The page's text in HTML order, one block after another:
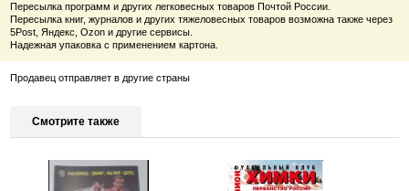
Пересылка программ и других легковесных товаров Почтой России.
Пересылка книг, журналов и других тяжеловесных товаров возможна также через
5Post, Яндекс,Ozon и другие сервисы.
Надежная упаковка с применением картона.
Продавец отправляет в другие страны
Смотрите также